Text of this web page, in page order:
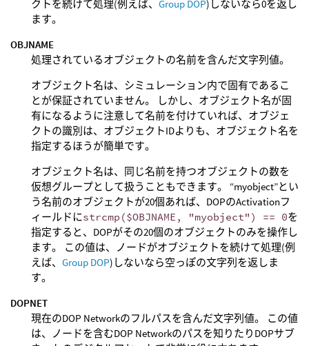
クトを続けて処理(例えば、 Group DOP)しないなら0を返し
ます。
OBJNAME
処理されているオブジェクトの名前を含んだ文字列値。
オブジェクト名は、シミュレーション内で固有であるこ
とが保証されていません。 しかし、オブジェクト名が固
有になるように注意して名前を付けていれば、オブジェ
クトの識別は、オブジェクトIDよりも、オブジェクト名を
指定するほうが簡単です。
オブジェクト名は、同じ名前を持つオブジェクトの数を
仮想グループとして扱うこともできます。 “myobject”とい
う名前のオブジェクトが20個あれば、DOPのActivationフ
ィールドにstrcmp($OBJNAME, "myobject") == 0を
指定すると、DOPがその20個のオブジェクトのみを操作し
ます。 この値は、ノードがオブジェクトを続けて処理(例
えば、 Group DOP)しないなら空っぽの文字列を返しま
す。
DOPNET
現在のDOP Networkのフルパスを含んだ文字列値。 この値
は、ノードを含むDOP Networkのパスを知りたりDOPサブ